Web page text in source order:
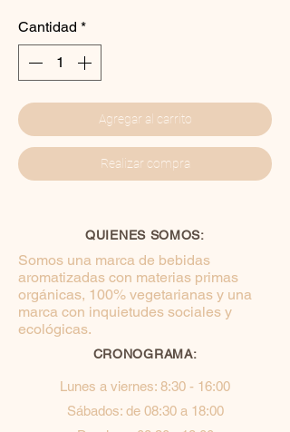
Cantidad *
Agregar al carrito
Realizar compra
QUIENES SOMOS:
Somos una marca de bebidas
aromatizadas con materias primas
orgánicas, 100% vegetarianas y una
marca con inquietudes sociales y
ecológicas.
CRONOGRAMA:
Lunes a viernes: 8:30 - 16:00
Sábados: de 08:30 a 18:00